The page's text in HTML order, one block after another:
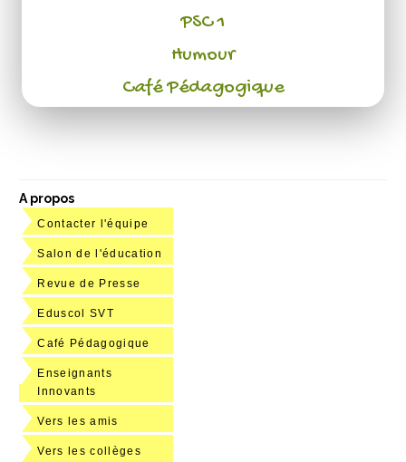
PSC 1
Humour
Café Pédagogique
A propos
Contacter l'équipe
Salon de l'éducation
Revue de Presse
Eduscol SVT
Café Pédagogique
Enseignants
Innovants
Vers les amis
Vers les collèges